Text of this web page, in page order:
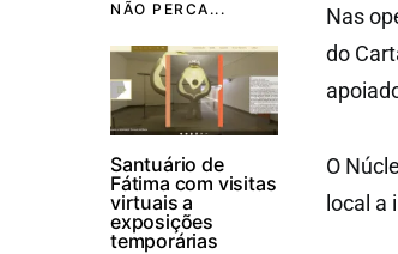
NÃO PERCA...
Santuário de
Fátima com visitas
virtuais a
exposições
temporárias
Nas
do
O
local a